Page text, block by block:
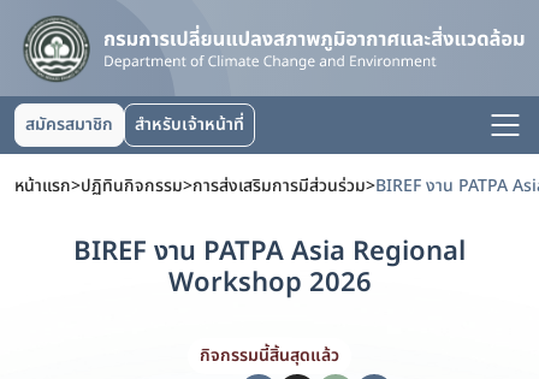
สมัครสมาชิก สำหรับเจ้าหน้าที่
หน้าแรก>ปฏิทินกิจกรรม>การส่งเสริมการมีส่วนร่วม>
BIREF งาน PATPA Asia Regional
Workshop 2026
กิจกรรมนี้สิ้นสุดแล้ว